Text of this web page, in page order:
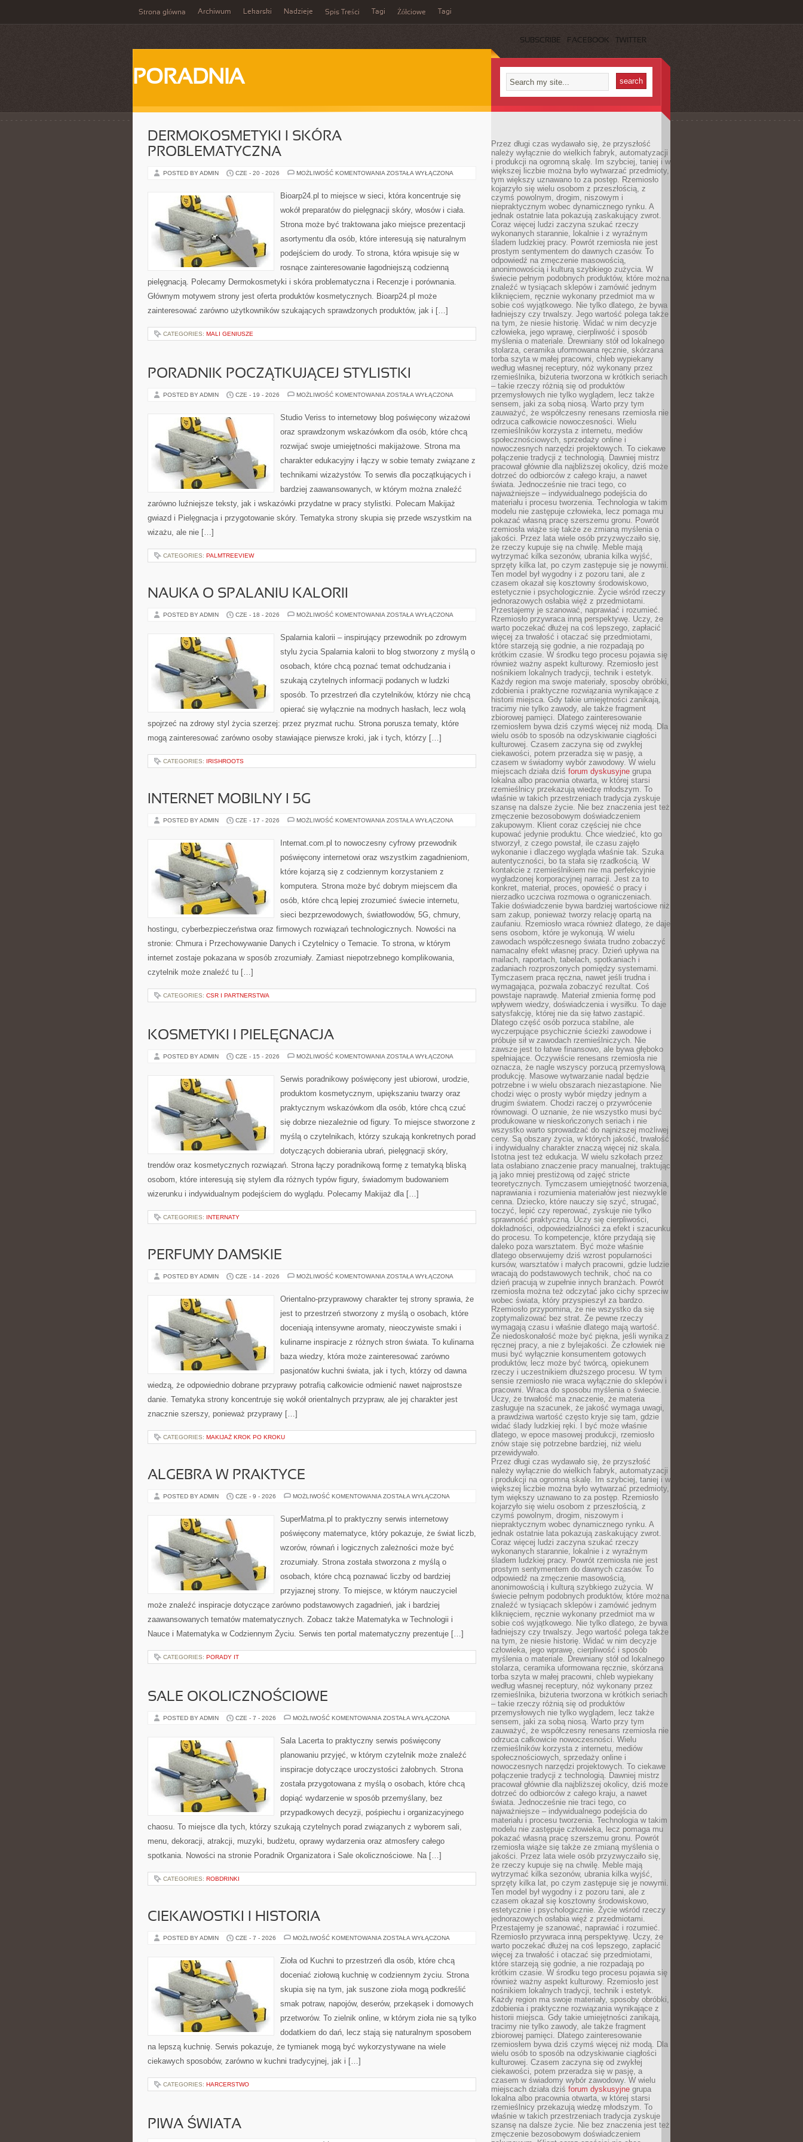
Strona główna Archiwum Lekarski Nadzieje Spis Treści Tagi Żółciowe Tagi
SUBSCRIBE FACEBOOK TWITTER
PORADNIA
DERMOKOSMETYKI I SKÓRA
PROBLEMATYCZNA
POSTED BY ADMIN CZE - 20 - 2026 MOŻLIWOŚĆ KOMENTOWANIA DERMOKOSMETYKI
PROBLEMATYCZNA
ZOSTAŁA WYŁĄCZONA
Bioarp24.pl to miejsce w sieci, która koncentruje się
wokół preparatów do pielęgnacji skóry, włosów i ciała.
Strona może być traktowana jako miejsce prezentacji
asortymentu dla osób, które interesują się naturalnym
podejściem do urody. To strona, która wpisuje się w
rosnące zainteresowanie łagodniejszą codzienną
pielęgnacją. Polecamy Dermokosmetyki i skóra problematyczna i Recenzje i porównania.
Głównym motywem strony jest oferta produktów kosmetycznych. Bioarp24.pl może
zainteresować zarówno użytkowników szukających sprawdzonych produktów, jak i […]
CATEGORIES: MALI GENIUSZE
PORADNIK POCZĄTKUJĄCEJ STYLISTKI
POSTED BY ADMIN CZE - 19 - 2026 MOŻLIWOŚĆ KOMENTOWANIA PORADNIK
ZOSTAŁA WYŁĄCZONA
Studio Veriss to internetowy blog poświęcony wizażowi
oraz sprawdzonym wskazówkom dla osób, które chcą
rozwijać swoje umiejętności makijażowe. Strona ma
charakter edukacyjny i łączy w sobie tematy związane z
technikami wizażystów. To serwis dla początkujących i
bardziej zaawansowanych, w którym można znaleźć
zarówno luźniejsze teksty, jak i wskazówki przydatne w pracy stylistki. Polecam Makijaż
gwiazd i Pielęgnacja i przygotowanie skóry. Tematyka strony skupia się przede wszystkim na
wizażu, ale nie […]
CATEGORIES: PALMTREEVIEW
NAUKA O SPALANIU KALORII
POSTED BY ADMIN CZE - 18 - 2026 MOŻLIWOŚĆ KOMENTOWANIA NAUKA
ZOSTAŁA WYŁĄCZONA
Spalarnia kalorii – inspirujący przewodnik po zdrowym
stylu życia Spalarnia kalorii to blog stworzony z myślą o
osobach, które chcą poznać temat odchudzania i
szukają czytelnych informacji podanych w ludzki
sposób. To przestrzeń dla czytelników, którzy nie chcą
opierać się wyłącznie na modnych hasłach, lecz wolą
spojrzeć na zdrowy styl życia szerzej: przez pryzmat ruchu. Strona porusza tematy, które
mogą zainteresować zarówno osoby stawiające pierwsze kroki, jak i tych, którzy […]
CATEGORIES: IRISHROOTS
INTERNET MOBILNY I 5G
POSTED BY ADMIN CZE - 17 - 2026 MOŻLIWOŚĆ KOMENTOWANIA INTERNET
ZOSTAŁA WYŁĄCZONA
Internat.com.pl to nowoczesny cyfrowy przewodnik
poświęcony internetowi oraz wszystkim zagadnieniom,
które kojarzą się z codziennym korzystaniem z
komputera. Strona może być dobrym miejscem dla
osób, które chcą lepiej zrozumieć świecie internetu,
sieci bezprzewodowych, światłowodów, 5G, chmury,
hostingu, cyberbezpieczeństwa oraz firmowych rozwiązań technologicznych. Nowości na
stronie: Chmura i Przechowywanie Danych i Czytelnicy o Temacie. To strona, w którym
internet zostaje pokazana w sposób zrozumiały. Zamiast niepotrzebnego komplikowania,
czytelnik może znaleźć tu […]
CATEGORIES: CSR I PARTNERSTWA
KOSMETYKI I PIELĘGNACJA
POSTED BY ADMIN CZE - 15 - 2026 MOŻLIWOŚĆ KOMENTOWANIA KOSMETYKI
ZOSTAŁA WYŁĄCZONA
Serwis poradnikowy poświęcony jest ubiorowi, urodzie,
produktom kosmetycznym, upiększaniu twarzy oraz
praktycznym wskazówkom dla osób, które chcą czuć
się dobrze niezależnie od figury. To miejsce stworzone z
myślą o czytelnikach, którzy szukają konkretnych porad
dotyczących dobierania ubrań, pielęgnacji skóry,
trendów oraz kosmetycznych rozwiązań. Strona łączy poradnikową formę z tematyką bliską
osobom, które interesują się stylem dla różnych typów figury, świadomym budowaniem
wizerunku i indywidualnym podejściem do wyglądu. Polecamy Makijaż dla […]
CATEGORIES: INTERNATY
PERFUMY DAMSKIE
POSTED BY ADMIN CZE - 14 - 2026 MOŻLIWOŚĆ KOMENTOWANIA PERFUMY
ZOSTAŁA WYŁĄCZONA
Orientalno-przyprawowy charakter tej strony sprawia, że
jest to przestrzeń stworzony z myślą o osobach, które
doceniają intensywne aromaty, nieoczywiste smaki i
kulinarne inspiracje z różnych stron świata. To kulinarna
baza wiedzy, która może zainteresować zarówno
pasjonatów kuchni świata, jak i tych, którzy od dawna
wiedzą, że odpowiednio dobrane przyprawy potrafią całkowicie odmienić nawet najprostsze
danie. Tematyka strony koncentruje się wokół orientalnych przypraw, ale jej charakter jest
znacznie szerszy, ponieważ przyprawy […]
CATEGORIES: MAKIJAŻ KROK PO KROKU
ALGEBRA W PRAKTYCE
POSTED BY ADMIN CZE - 9 - 2026 MOŻLIWOŚĆ KOMENTOWANIA ALGEBRA
ZOSTAŁA WYŁĄCZONA
SuperMatma.pl to praktyczny serwis internetowy
poświęcony matematyce, który pokazuje, że świat liczb,
wzorów, równań i logicznych zależności może być
zrozumiały. Strona została stworzona z myślą o
osobach, które chcą poznawać liczby od bardziej
przyjaznej strony. To miejsce, w którym nauczyciel
może znaleźć inspiracje dotyczące zarówno podstawowych zagadnień, jak i bardziej
zaawansowanych tematów matematycznych. Zobacz także Matematyka w Technologii i
Nauce i Matematyka w Codziennym Życiu. Serwis ten portal matematyczny prezentuje […]
CATEGORIES: PORADY IT
SALE OKOLICZNOŚCIOWE
POSTED BY ADMIN CZE - 7 - 2026 MOŻLIWOŚĆ KOMENTOWANIA SALE
ZOSTAŁA WYŁĄCZONA
Sala Lacerta to praktyczny serwis poświęcony
planowaniu przyjęć, w którym czytelnik może znaleźć
inspiracje dotyczące uroczystości żałobnych. Strona
została przygotowana z myślą o osobach, które chcą
dopiąć wydarzenie w sposób przemyślany, bez
przypadkowych decyzji, pośpiechu i organizacyjnego
chaosu. To miejsce dla tych, którzy szukają czytelnych porad związanych z wyborem sali,
menu, dekoracji, atrakcji, muzyki, budżetu, oprawy wydarzenia oraz atmosfery całego
spotkania. Nowości na stronie Poradnik Organizatora i Sale okolicznościowe. Na […]
CATEGORIES: ROBDRINKI
CIEKAWOSTKI I HISTORIA
POSTED BY ADMIN CZE - 7 - 2026 MOŻLIWOŚĆ KOMENTOWANIA CIEKAWOSTKI
ZOSTAŁA WYŁĄCZONA
Zioła od Kuchni to przestrzeń dla osób, które chcą
doceniać ziołową kuchnię w codziennym życiu. Strona
skupia się na tym, jak suszone zioła mogą podkreślić
smak potraw, napojów, deserów, przekąsek i domowych
przetworów. To zielnik online, w którym zioła nie są tylko
dodatkiem do dań, lecz stają się naturalnym sposobem
na lepszą kuchnię. Serwis pokazuje, że tymianek mogą być wykorzystywane na wiele
ciekawych sposobów, zarówno w kuchni tradycyjnej, jak i […]
CATEGORIES: HARCERSTWO
PIWA ŚWIATA
Przez długi czas wydawało się, że przyszłość
należy wyłącznie do wielkich fabryk, automatyzacji
i produkcji na ogromną skalę. Im szybciej, taniej i w
większej liczbie można było wytwarzać przedmioty,
tym większy uznawano to za postęp. Rzemiosło
kojarzyło się wielu osobom z przeszłością, z
czymś powolnym, drogim, niszowym i
niepraktycznym wobec dynamicznego rynku. A
jednak ostatnie lata pokazują zaskakujący zwrot.
Coraz więcej ludzi zaczyna szukać rzeczy
wykonanych starannie, lokalnie i z wyraźnym
śladem ludzkiej pracy. Powrót rzemiosła nie jest
prostym sentymentem do dawnych czasów. To
odpowiedź na zmęczenie masowością,
anonimowością i kulturą szybkiego zużycia. W
świecie pełnym podobnych produktów, które można
znaleźć w tysiącach sklepów i zamówić jednym
kliknięciem, ręcznie wykonany przedmiot ma w
sobie coś wyjątkowego. Nie tylko dlatego, że bywa
ładniejszy czy trwalszy. Jego wartość polega także
na tym, że niesie historię. Widać w nim decyzje
człowieka, jego wprawę, cierpliwość i sposób
myślenia o materiale. Drewniany stół od lokalnego
stolarza, ceramika uformowana ręcznie, skórzana
torba szyta w małej pracowni, chleb wypiekany
według własnej receptury, nóż wykonany przez
rzemieślnika, biżuteria tworzona w krótkich seriach
– takie rzeczy różnią się od produktów
przemysłowych nie tylko wyglądem, lecz także
sensem, jaki za sobą niosą. Warto przy tym
zauważyć, że współczesny renesans rzemiosła nie
odrzuca całkowicie nowoczesności. Wielu
rzemieślników korzysta z internetu, mediów
społecznościowych, sprzedaży online i
nowoczesnych narzędzi projektowych. To ciekawe
połączenie tradycji z technologią. Dawniej mistrz
pracował głównie dla najbliższej okolicy, dziś może
dotrzeć do odbiorców z całego kraju, a nawet
świata. Jednocześnie nie traci tego, co
najważniejsze – indywidualnego podejścia do
materiału i procesu tworzenia. Technologia w takim
modelu nie zastępuje człowieka, lecz pomaga mu
pokazać własną pracę szerszemu gronu. Powrót
rzemiosła wiąże się także ze zmianą myślenia o
jakości. Przez lata wiele osób przyzwyczaiło się,
że rzeczy kupuje się na chwilę. Meble mają
wytrzymać kilka sezonów, ubrania kilka wyjść,
sprzęty kilka lat, po czym zastępuje się je nowymi.
Ten model był wygodny i z pozoru tani, ale z
czasem okazał się kosztowny środowiskowo,
estetycznie i psychologicznie. Życie wśród rzeczy
jednorazowych osłabia więź z przedmiotami.
Przestajemy je szanować, naprawiać i rozumieć.
Rzemiosło przywraca inną perspektywę. Uczy, że
warto poczekać dłużej na coś lepszego, zapłacić
więcej za trwałość i otaczać się przedmiotami,
które starzeją się godnie, a nie rozpadają po
krótkim czasie. W środku tego procesu pojawia się
również ważny aspekt kulturowy. Rzemiosło jest
nośnikiem lokalnych tradycji, technik i estetyk.
Każdy region ma swoje materiały, sposoby obróbki,
zdobienia i praktyczne rozwiązania wynikające z
historii miejsca. Gdy takie umiejętności zanikają,
tracimy nie tylko zawody, ale także fragment
zbiorowej pamięci. Dlatego zainteresowanie
rzemiosłem bywa dziś czymś więcej niż modą. Dla
wielu osób to sposób na odzyskiwanie ciągłości
kulturowej. Czasem zaczyna się od zwykłej
ciekawości, potem przeradza się w pasję, a
czasem w świadomy wybór zawodowy. W wielu
miejscach działa dziś forum dyskusyjne grupa
lokalna albo pracownia otwarta, w której starsi
rzemieślnicy przekazują wiedzę młodszym. To
właśnie w takich przestrzeniach tradycja zyskuje
szansę na dalsze życie. Nie bez znaczenia jest też
zmęczenie bezosobowym doświadczeniem
zakupowym. Klient coraz częściej nie chce
kupować jedynie produktu. Chce wiedzieć, kto go
stworzył, z czego powstał, ile czasu zajęło
wykonanie i dlaczego wygląda właśnie tak. Szuka
autentyczności, bo ta stała się rzadkością. W
kontakcie z rzemieślnikiem nie ma perfekcyjnie
wygładzonej korporacyjnej narracji. Jest za to
konkret, materiał, proces, opowieść o pracy i
nierzadko uczciwa rozmowa o ograniczeniach.
Takie doświadczenie bywa bardziej wartościowe niż
sam zakup, ponieważ tworzy relację opartą na
zaufaniu. Rzemiosło wraca również dlatego, że daje
sens osobom, które je wykonują. W wielu
zawodach współczesnego świata trudno zobaczyć
namacalny efekt własnej pracy. Dzień upływa na
mailach, raportach, tabelach, spotkaniach i
zadaniach rozproszonych pomiędzy systemami.
Tymczasem praca ręczna, nawet jeśli trudna i
wymagająca, pozwala zobaczyć rezultat. Coś
powstaje naprawdę. Materiał zmienia formę pod
wpływem wiedzy, doświadczenia i wysiłku. To daje
satysfakcję, której nie da się łatwo zastąpić.
Dlatego część osób porzuca stabilne, ale
wyczerpujące psychicznie ścieżki zawodowe i
próbuje sił w zawodach rzemieślniczych. Nie
zawsze jest to łatwe finansowo, ale bywa głęboko
spełniające. Oczywiście renesans rzemiosła nie
oznacza, że nagle wszyscy porzucą przemysłową
produkcję. Masowe wytwarzanie nadal będzie
potrzebne i w wielu obszarach niezastąpione. Nie
chodzi więc o prosty wybór między jednym a
drugim światem. Chodzi raczej o przywrócenie
równowagi. O uznanie, że nie wszystko musi być
produkowane w nieskończonych seriach i nie
wszystko warto sprowadzać do najniższej możliwej
ceny. Są obszary życia, w których jakość, trwałość
i indywidualny charakter znaczą więcej niż skala.
Istotna jest też edukacja. W wielu szkołach przez
lata osłabiano znaczenie pracy manualnej, traktując
ją jako mniej prestiżową od zajęć stricte
teoretycznych. Tymczasem umiejętność tworzenia,
naprawiania i rozumienia materiałów jest niezwykle
cenna. Dziecko, które nauczy się szyć, strugać,
toczyć, lepić czy reperować, zyskuje nie tylko
sprawność praktyczną. Uczy się cierpliwości,
dokładności, odpowiedzialności za efekt i szacunku
do procesu. To kompetencje, które przydają się
daleko poza warsztatem. Być może właśnie
dlatego obserwujemy dziś wzrost popularności
kursów, warsztatów i małych pracowni, gdzie ludzie
wracają do podstawowych technik, choć na co
dzień pracują w zupełnie innych branżach. Powrót
rzemiosła można też odczytać jako cichy sprzeciw
wobec świata, który przyspieszył za bardzo.
Rzemiosło przypomina, że nie wszystko da się
zoptymalizować bez strat. Że pewne rzeczy
wymagają czasu i właśnie dlatego mają wartość.
Że niedoskonałość może być piękna, jeśli wynika z
ręcznej pracy, a nie z bylejakości. Że człowiek nie
musi być wyłącznie konsumentem gotowych
produktów, lecz może być twórcą, opiekunem
rzeczy i uczestnikiem dłuższego procesu. W tym
sensie rzemiosło nie wraca wyłącznie do sklepów i
pracowni. Wraca do sposobu myślenia o świecie.
Uczy, że trwałość ma znaczenie, że materia
zasługuje na szacunek, że jakość wymaga uwagi,
a prawdziwa wartość często kryje się tam, gdzie
widać ślady ludzkiej ręki. I być może właśnie
dlatego, w epoce masowej produkcji, rzemiosło
znów staje się potrzebne bardziej, niż wielu
przewidywało.
Przez długi czas wydawało się, że przyszłość
należy wyłącznie do wielkich fabryk, automatyzacji
i produkcji na ogromną skalę. Im szybciej, taniej i w
większej liczbie można było wytwarzać przedmioty,
tym większy uznawano to za postęp. Rzemiosło
kojarzyło się wielu osobom z przeszłością, z
czymś powolnym, drogim, niszowym i
niepraktycznym wobec dynamicznego rynku. A
jednak ostatnie lata pokazują zaskakujący zwrot.
Coraz więcej ludzi zaczyna szukać rzeczy
wykonanych starannie, lokalnie i z wyraźnym
śladem ludzkiej pracy. Powrót rzemiosła nie jest
prostym sentymentem do dawnych czasów. To
odpowiedź na zmęczenie masowością,
anonimowością i kulturą szybkiego zużycia. W
świecie pełnym podobnych produktów, które można
znaleźć w tysiącach sklepów i zamówić jednym
kliknięciem, ręcznie wykonany przedmiot ma w
sobie coś wyjątkowego. Nie tylko dlatego, że bywa
ładniejszy czy trwalszy. Jego wartość polega także
na tym, że niesie historię. Widać w nim decyzje
człowieka, jego wprawę, cierpliwość i sposób
myślenia o materiale. Drewniany stół od lokalnego
stolarza, ceramika uformowana ręcznie, skórzana
torba szyta w małej pracowni, chleb wypiekany
według własnej receptury, nóż wykonany przez
rzemieślnika, biżuteria tworzona w krótkich seriach
– takie rzeczy różnią się od produktów
przemysłowych nie tylko wyglądem, lecz także
sensem, jaki za sobą niosą. Warto przy tym
zauważyć, że współczesny renesans rzemiosła nie
odrzuca całkowicie nowoczesności. Wielu
rzemieślników korzysta z internetu, mediów
społecznościowych, sprzedaży online i
nowoczesnych narzędzi projektowych. To ciekawe
połączenie tradycji z technologią. Dawniej mistrz
pracował głównie dla najbliższej okolicy, dziś może
dotrzeć do odbiorców z całego kraju, a nawet
świata. Jednocześnie nie traci tego, co
najważniejsze – indywidualnego podejścia do
materiału i procesu tworzenia. Technologia w takim
modelu nie zastępuje człowieka, lecz pomaga mu
pokazać własną pracę szerszemu gronu. Powrót
rzemiosła wiąże się także ze zmianą myślenia o
jakości. Przez lata wiele osób przyzwyczaiło się,
że rzeczy kupuje się na chwilę. Meble mają
wytrzymać kilka sezonów, ubrania kilka wyjść,
sprzęty kilka lat, po czym zastępuje się je nowymi.
Ten model był wygodny i z pozoru tani, ale z
czasem okazał się kosztowny środowiskowo,
estetycznie i psychologicznie. Życie wśród rzeczy
jednorazowych osłabia więź z przedmiotami.
Przestajemy je szanować, naprawiać i rozumieć.
Rzemiosło przywraca inną perspektywę. Uczy, że
warto poczekać dłużej na coś lepszego, zapłacić
więcej za trwałość i otaczać się przedmiotami,
które starzeją się godnie, a nie rozpadają po
krótkim czasie. W środku tego procesu pojawia się
również ważny aspekt kulturowy. Rzemiosło jest
nośnikiem lokalnych tradycji, technik i estetyk.
Każdy region ma swoje materiały, sposoby obróbki,
zdobienia i praktyczne rozwiązania wynikające z
historii miejsca. Gdy takie umiejętności zanikają,
tracimy nie tylko zawody, ale także fragment
zbiorowej pamięci. Dlatego zainteresowanie
rzemiosłem bywa dziś czymś więcej niż modą. Dla
wielu osób to sposób na odzyskiwanie ciągłości
kulturowej. Czasem zaczyna się od zwykłej
ciekawości, potem przeradza się w pasję, a
czasem w świadomy wybór zawodowy. W wielu
miejscach działa dziś forum dyskusyjne grupa
lokalna albo pracownia otwarta, w której starsi
rzemieślnicy przekazują wiedzę młodszym. To
właśnie w takich przestrzeniach tradycja zyskuje
szansę na dalsze życie. Nie bez znaczenia jest też
zmęczenie bezosobowym doświadczeniem